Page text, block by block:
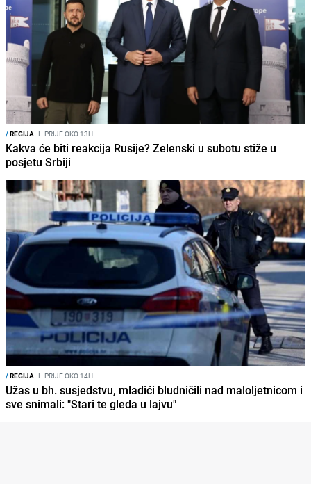
/REGIJA I PRIJE OKO 13H
Kakva će biti reakcija Rusije? Zelenski u subotu stiže u
posjetu Srbiji
/REGIJA I PRIJE OKO 14H
Užas u bh. susjedstvu, mladići bludničili nad maloljetnicom i
sve snimali: "Stari te gleda u lajvu"